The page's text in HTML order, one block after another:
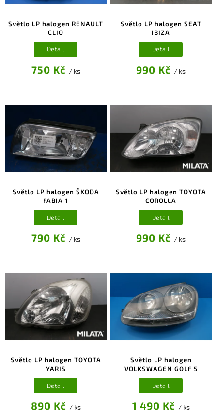
2006-2015 0
1999-2004 2
2007-2008
2007-2009
2000-2004
1990-2003
2013-2017
Světlo LP halogen RENAULT
CLIO
750 Kč / ks
Detail
Světlo LP halogen SEAT
IBIZA
990 Kč / ks
Detail
Světlo LP halogen ŠKODA
FABIA 1
790 Kč / ks
Detail
Světlo LP halogen TOYOTA
COROLLA
990 Kč / ks
Detail
Světlo LP halogen TOYOTA
YARIS
890 Kč / ks
Detail
Světlo LP halogen
VOLKSWAGEN GOLF 5
1 490 Kč / ks
Detail